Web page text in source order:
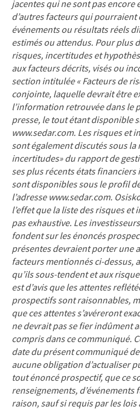
jacentes qui ne sont pas encore
d’autres facteurs qui
événements ou résultats réels
estimés ou attendus. Pour plus
risques, incertitudes et
aux facteurs décrits, visés ou
section intitulée « Facteurs de
conjointe, laquelle devrait être
l’information retrouvée dans le
presse, le tout étant disponible
www.sedar.com. Les risques et
sont également discutés sous la
incertitudes» du rapport de
ses plus récents états
sont disponibles sous le profil
l’adresse www.sedar.com.
l’effet que la liste des risques et
pas exhaustive. Les
fondent sur les énoncés
présentes devraient porter une
facteurs mentionnés ci-dessus,
qu’ils sous-tendent et aux
est d’avis que les attentes
prospectifs sont raisonnables,
que ces attentes s’avéreront
ne devrait pas se fier indûment
compris dans ce communiqué.
date du présent communiqué
aucune obligation d’actualiser
tout énoncé prospectif, que ce
renseignements,
raison, sauf si requis par les lois